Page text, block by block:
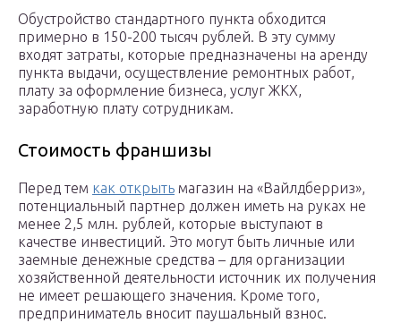
Обустройство стандартного пункта обходится
примерно в 150-200 тысяч рублей. В эту сумму
входят затраты, которые предназначены на аренду
пункта выдачи, осуществление ремонтных работ,
плату за оформление бизнеса, услуг ЖКХ,
заработную плату сотрудникам.
Стоимость франшизы
Перед тем как открыть магазин на «Вайлдберриз»,
потенциальный партнер должен иметь на руках не
менее 2,5 млн. рублей, которые выступают в
качестве инвестиций. Это могут быть личные или
заемные денежные средства – для организации
хозяйственной деятельности источник их получения
не имеет решающего значения. Кроме того,
предприниматель вносит паушальный взнос.